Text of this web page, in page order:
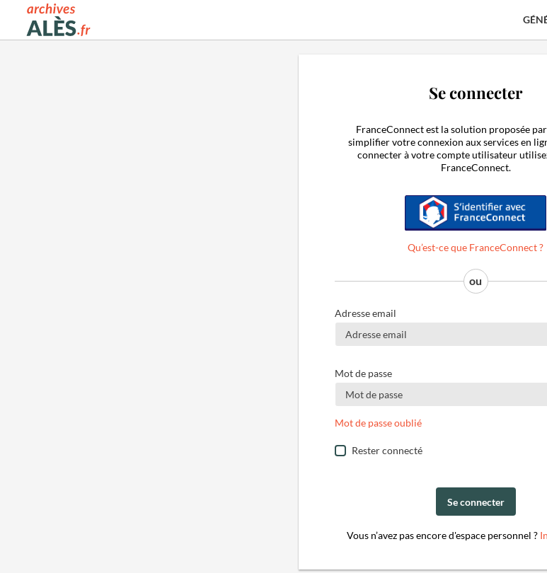
Archives municipales d'Alès
Se connecter
FranceConnect est la solution proposée
simplifier votre connexion aux services en
connecter à votre compte utilisateur
FranceConnect.
S'identifier avec
Qu’est-ce que FranceConnect ?
Adresse email
Mot de passe
Mot de passe oublié
Rester connecté
Se connecter
Vous n’avez pas encore d'espace personnel ?